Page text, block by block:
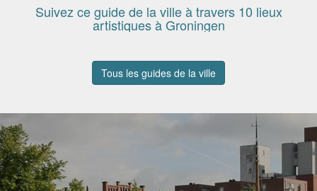
Suivez ce guide de la ville à travers 10 lieux
artistiques à Groningen
Tous les guides de la ville